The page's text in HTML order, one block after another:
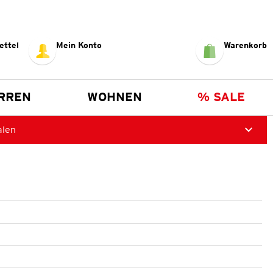
Mein Konto Warenkorb
WOHNEN % SALE